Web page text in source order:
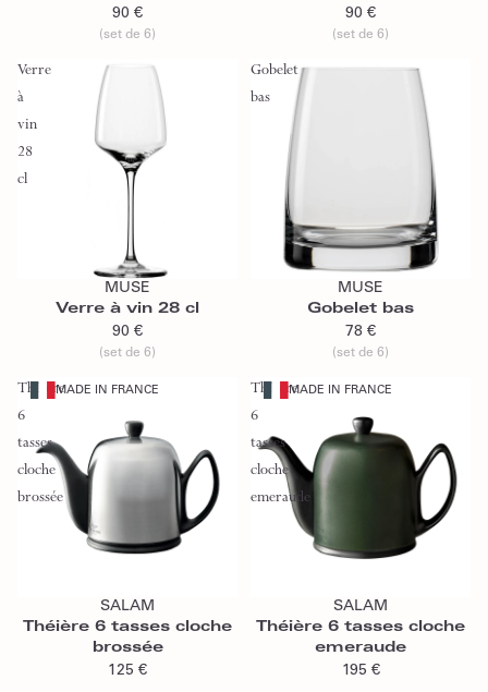
90 €
(set de 6)
90 €
(set de 6)
Verre
à
vin
28
cl
Ajouter au panier
MUSE
Verre à vin 28 cl
90 €
(set de 6)
Gobelet
bas
Ajouter au panier
MUSE
Gobelet bas
78 €
(set de 6)
Théière
6
tasses
cloche
brossée
MADE IN FRANCE
SALAM
Théière 6 tasses cloche
brossée
125 €
Théière
6
tasses
cloche
emeraude
MADE IN FRANCE
SALAM
Théière 6 tasses cloche
emeraude
195 €